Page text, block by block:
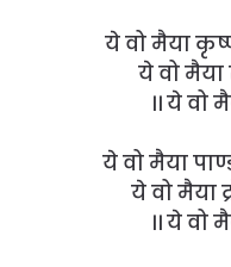
ये वो मैया
ये वो मैया
।। ये वो
ये वो मैया
ये वो मैया
।। ये वो